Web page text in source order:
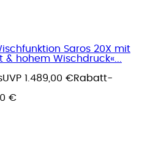
Saros 20X mit
& hohem Wischdruck«...
UVP 1.489,00 €Rabatt-
€